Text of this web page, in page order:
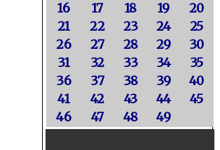
16
17 18 19
20
21
22 23 24
25
26
27 28 29
30
31
32 33 34
35
36
37 38 39
40
41
42 43 44
45
46
47 48 49